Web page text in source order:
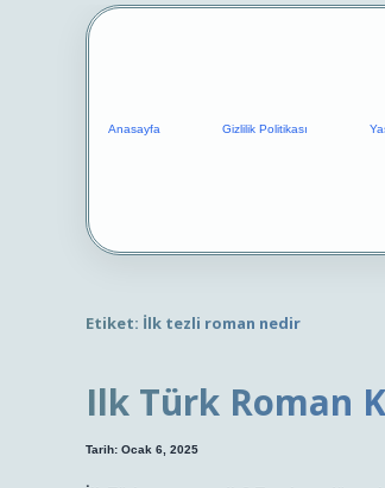
Anasayfa Gizlilik Politikası
Etiket: İlk tezli roman nedir
Ilk Türk Roman
Tarih: Ocak 6, 2025